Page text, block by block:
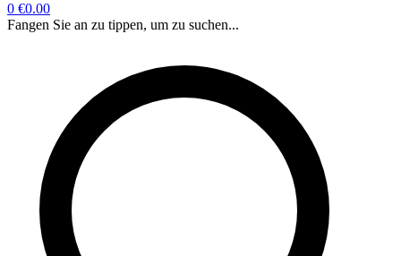
0 €0.00
Fangen Sie an zu tippen, um zu suchen...